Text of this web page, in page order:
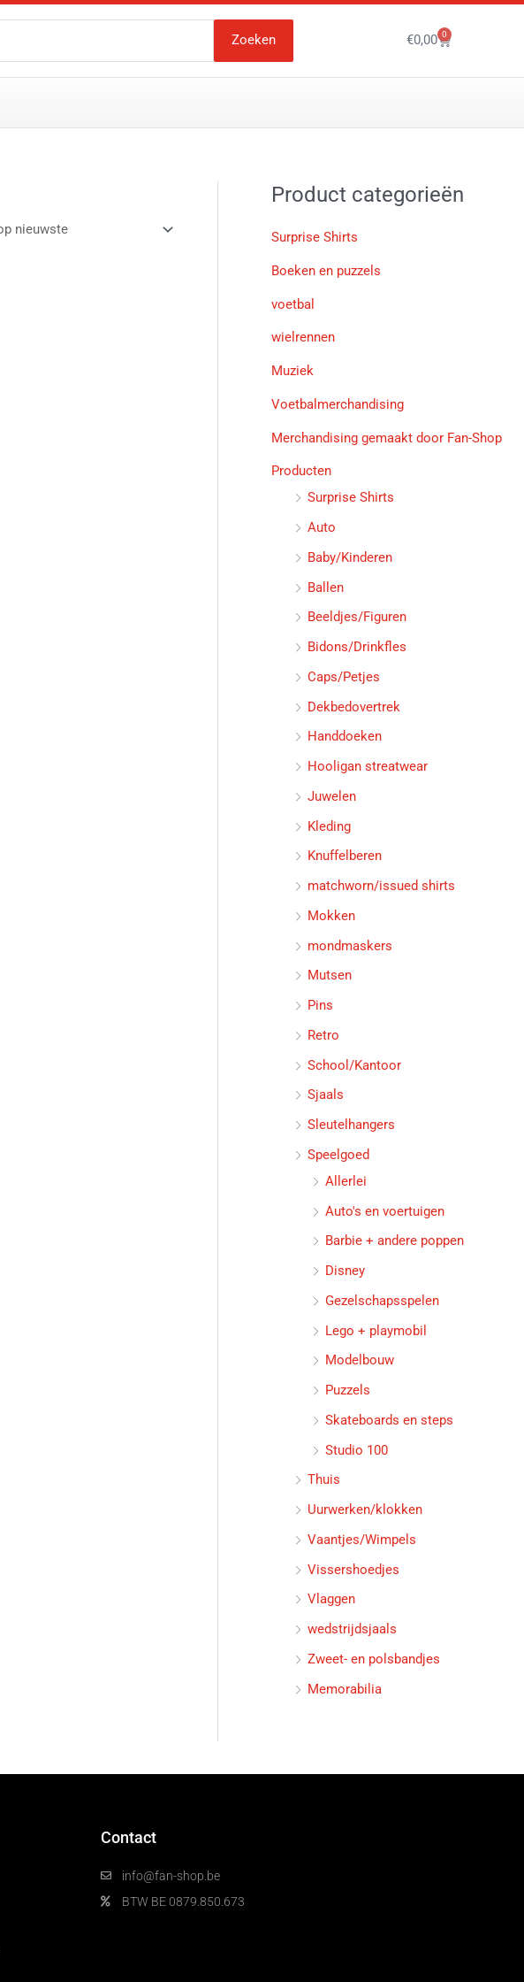
Zoeken €0,00 0
Winkelwagen
Product categorieën
Surprise Shirts
Boeken en puzzels
voetbal
wielrennen
Muziek
Voetbalmerchandising
Merchandising gemaakt door Fan-Shop
Producten
Surprise Shirts
Auto
Baby/Kinderen
Ballen
Beeldjes/Figuren
Bidons/Drinkfles
Caps/Petjes
Dekbedovertrek
Handdoeken
Hooligan streatwear
Juwelen
Kleding
Knuffelberen
matchworn/issued shirts
Mokken
mondmaskers
Mutsen
Pins
Retro
School/Kantoor
Sjaals
Sleutelhangers
Speelgoed
Allerlei
Auto's en voertuigen
Barbie + andere poppen
Disney
Gezelschapsspelen
Lego + playmobil
Modelbouw
Puzzels
Skateboards en steps
Studio 100
Thuis
Uurwerken/klokken
Vaantjes/Wimpels
Vissershoedjes
Vlaggen
wedstrijdsjaals
Zweet- en polsbandjes
Memorabilia
Contact
info@fan-shop.be
BTW BE 0879.850.673